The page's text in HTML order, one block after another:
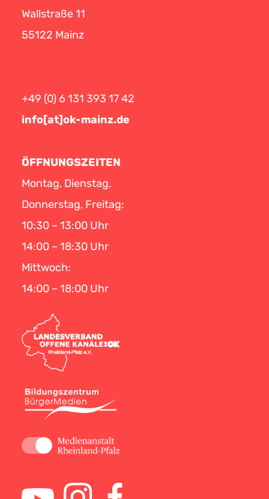
Wallstraße 11
55122 Mainz
+49 (0) 6 131 393 17 42
info[at]ok-mainz.de
ÖFFNUNGSZEITEN
Montag, Dienstag,
Donnerstag, Freitag:
10:30 – 13:00 Uhr
14:00 – 18:30 Uhr
Mittwoch:
14:00 – 18:00 Uhr